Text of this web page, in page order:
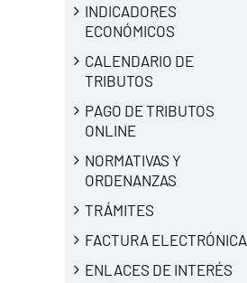
INDICADORES
ECONÓMICOS
CALENDARIO DE
TRIBUTOS
PAGO DE TRIBUTOS
ONLINE
NORMATIVAS Y
ORDENANZAS
TRÁMITES
FACTURA ELECTRÓNICA
ENLACES DE INTERÉS